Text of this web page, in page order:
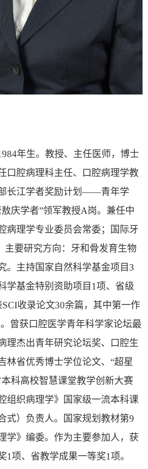
年生。教授、主任医师，博士
口腔病理科主任、口腔病理学教
长江学者奖励计划——青年学
庆学者”领军教授A岗。兼任中
病理学专业委员会常委；国际牙
主要研究方向：牙和骨发育生物
。主持国家自然科学基金项目 3
学基金特别资助项目 1项、省级
SCI收录论文30余篇，其中第一作
曾获口腔医学青年科学家论坛最
理杰出青年研究论坛奖、口腔生
林省优秀博士学位论文、“超星
科高校智慧课堂教学创新大赛
组织病理学》国家级一流本科课
式）负责人。国家规划教材第9
学》编委。作为主要参加人，获
1项、省教学成果一等奖1项。